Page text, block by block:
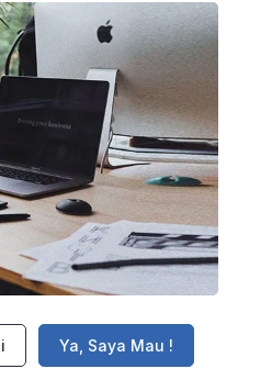
menuntut ilmu di
program
perhatian dan
Ya, Saya Mau !